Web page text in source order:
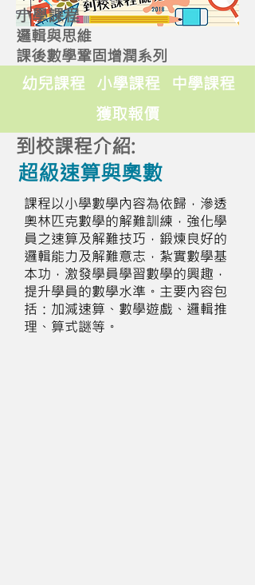
小學課程
邏輯與思維
課後數學鞏固增潤系列
幼兒課程 小學課程
中學課程
獲取報價
到校課程介紹:
超級速算與奧數
課程以小學數學內容為依歸，滲透
奧林匹克數學的解難訓練，強化學
員之速算及解難技巧，鍛煉良好的
邏輯能力及解難意志，紮實數學基
本功，激發學員學習數學的興趣，
提升學員的數學水準。主要內容包
括：加減速算、數學遊戲、邏輯推
理、算式謎等。